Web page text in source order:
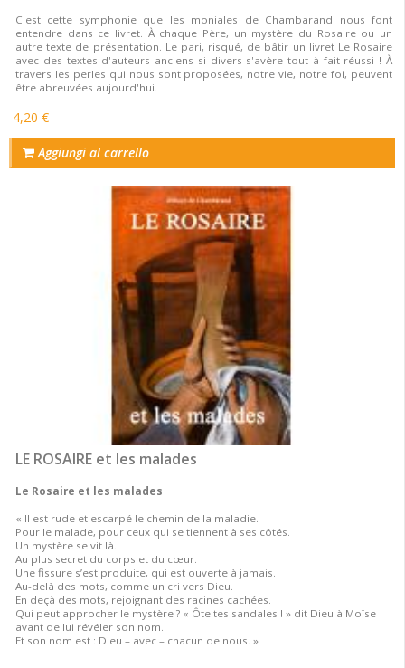
C'est cette symphonie que les moniales de Chambarand nous font
entendre dans ce livret. À chaque Père, un mystère du Rosaire ou un
autre texte de présentation. Le pari, risqué, de bâtir un livret Le Rosaire
avec des textes d'auteurs anciens si divers s'avère tout à fait réussi ! À
travers les perles qui nous sont proposées, notre vie, notre foi, peuvent
être abreuvées aujourd'hui.
4,20 €
Aggiungi al carrello
LE ROSAIRE et les malades
Le Rosaire et les malades
« Il est rude et escarpé le chemin de la maladie.
Pour le malade, pour ceux qui se tiennent à ses côtés.
Un mystère se vit là.
Au plus secret du corps et du cœur.
Une fissure s’est produite, qui est ouverte à jamais.
Au-delà des mots, comme un cri vers Dieu.
En deçà des mots, rejoignant des racines cachées.
Qui peut approcher le mystère ? « Ôte tes sandales ! » dit Dieu à Moïse
avant de lui révéler son nom.
Et son nom est : Dieu – avec – chacun de nous. »